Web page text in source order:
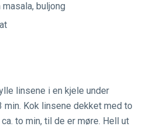
buljong
linsene i en kjele under
min. Kok linsene dekket med to
to min, til de er møre. Hell ut